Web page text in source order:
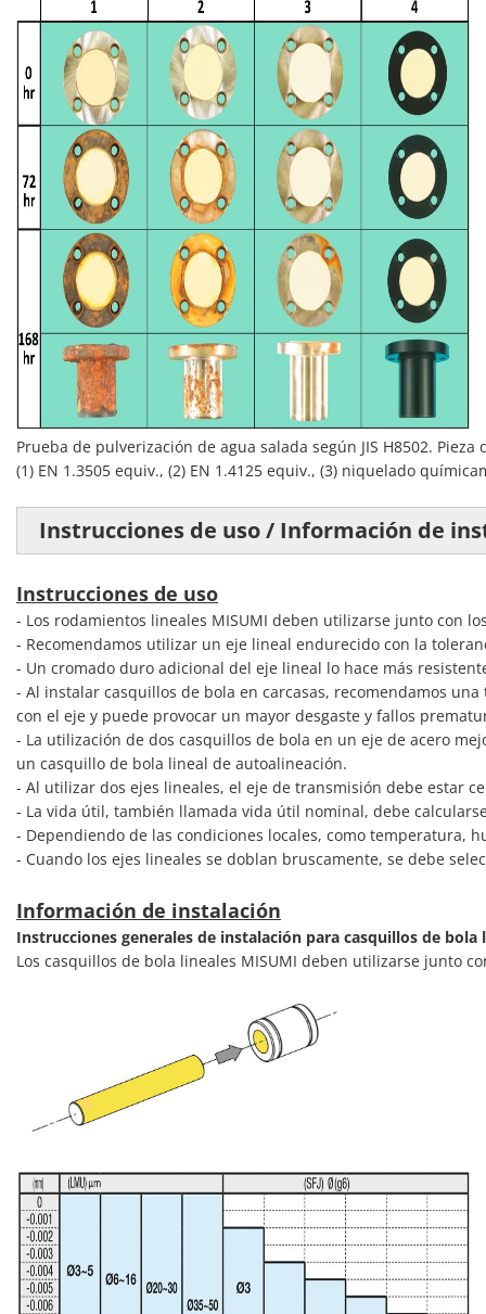
Prueba de pulverización de agua salada según JIS H8502.
(1) EN 1.3505 equiv., (2) EN 1.4125 equiv., (3) niquelado
Instrucciones de uso / Información de
Instrucciones de uso
- Los rodamientos lineales MISUMI deben utilizarse junto con
- Recomendamos utilizar un eje lineal endurecido con la
- Un cromado duro adicional del eje lineal lo hace más
- Al instalar casquillos de bola en carcasas, recomendamos
con el eje y puede provocar un mayor desgaste y fallos
- La utilización de dos casquillos de bola en un eje de acero
un casquillo de bola lineal de autoalineación.
- Al utilizar dos ejes lineales, el eje de transmisión debe estar
- La vida útil, también llamada vida útil nominal, debe
- Dependiendo de las condiciones locales, como temperatura,
- Cuando los ejes lineales se doblan bruscamente, se debe
Información de instalación
Instrucciones generales de instalación para casquillos de bola
Los casquillos de bola lineales MISUMI deben utilizarse junto